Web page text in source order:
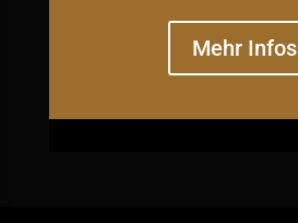
Mehr Infos